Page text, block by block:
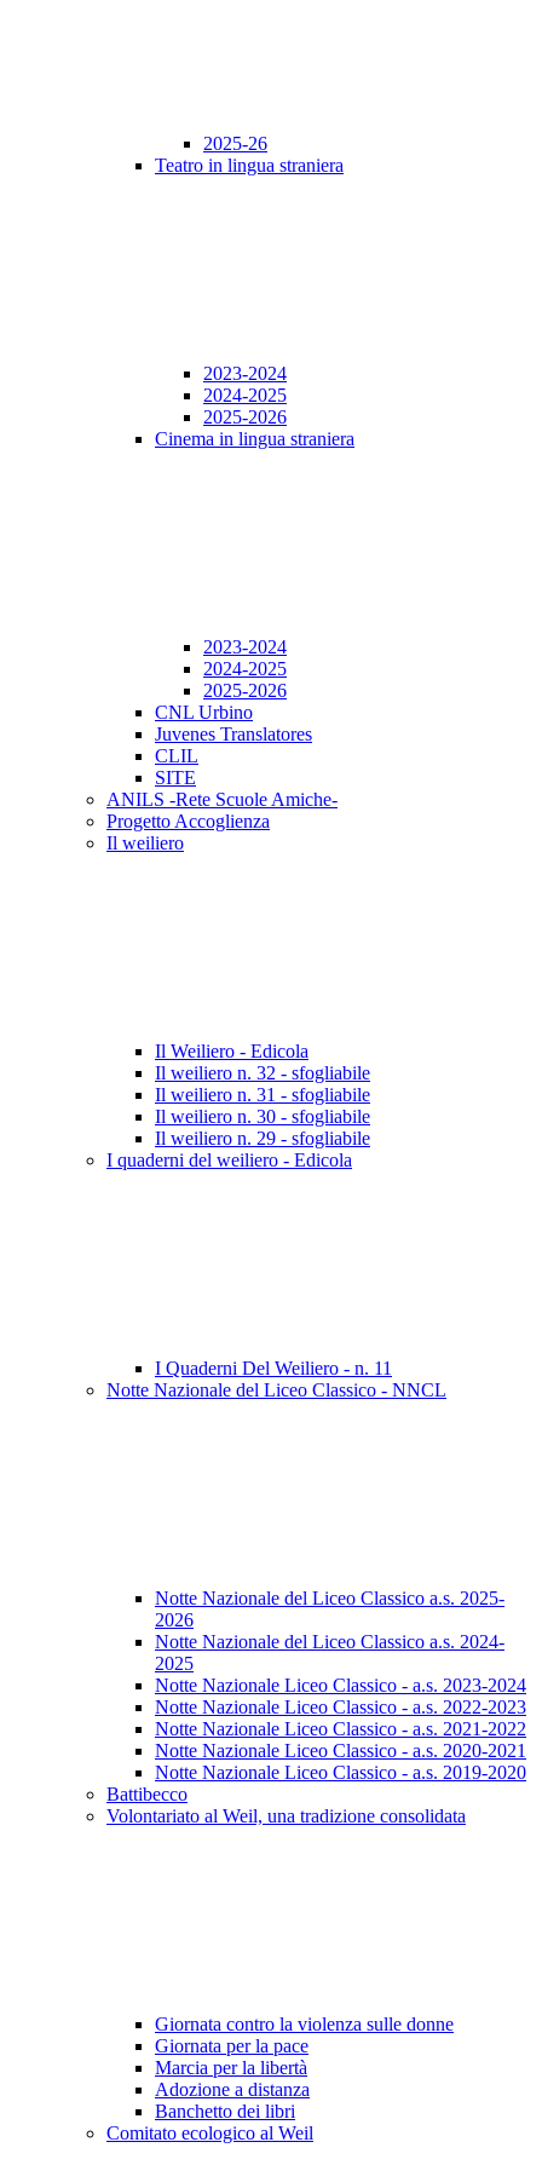
2025-26
Teatro in lingua straniera
2023-2024
2024-2025
2025-2026
Cinema in lingua straniera
2023-2024
2024-2025
2025-2026
CNL Urbino
Juvenes Translatores
CLIL
SITE
ANILS -Rete Scuole Amiche-
Progetto Accoglienza
Il weiliero
Il Weiliero - Edicola
Il weiliero n. 32 - sfogliabile
Il weiliero n. 31 - sfogliabile
Il weiliero n. 30 - sfogliabile
Il weiliero n. 29 - sfogliabile
I quaderni del weiliero - Edicola
I Quaderni Del Weiliero - n. 11
Notte Nazionale del Liceo Classico - NNCL
Notte Nazionale del Liceo Classico a.s. 2025-
2026
Notte Nazionale del Liceo Classico a.s. 2024-
2025
Notte Nazionale Liceo Classico - a.s. 2023-2024
Notte Nazionale Liceo Classico - a.s. 2022-2023
Notte Nazionale Liceo Classico - a.s. 2021-2022
Notte Nazionale Liceo Classico - a.s. 2020-2021
Notte Nazionale Liceo Classico - a.s. 2019-2020
Battibecco
Volontariato al Weil, una tradizione consolidata
Giornata contro la violenza sulle donne
Giornata per la pace
Marcia per la libertà
Adozione a distanza
Banchetto dei libri
Comitato ecologico al Weil